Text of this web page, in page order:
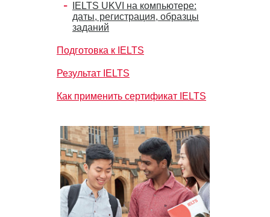
IELTS UKVI на компьютере:
даты, регистрация, образцы
заданий
Подготовка к IELTS
Результат IELTS
Как применить сертификат IELTS